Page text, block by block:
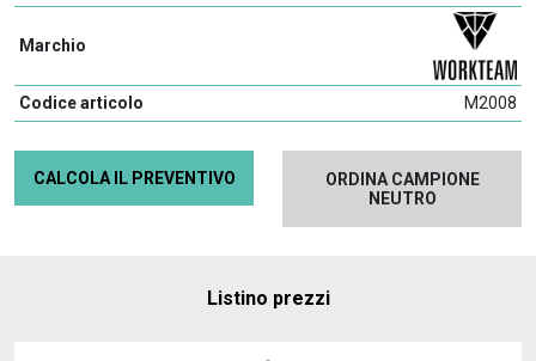
Marchio
Codice articolo M2008
CALCOLA IL PREVENTIVO
ORDINA CAMPIONE
NEUTRO
Listino prezzi